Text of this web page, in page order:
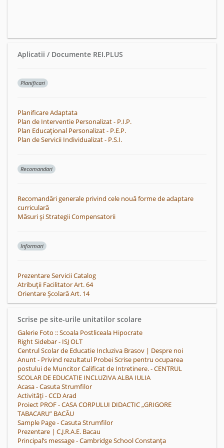
Aplicatii / Documente REI.PLUS
Planificari
Planificare Adaptata
Plan de Interventie Personalizat - P.I.P.
Plan Educațional Personalizat - P.E.P.
Plan de Servicii Individualizat - P.S.I.
Recomandari
Recomandări generale privind cele nouă forme de adaptare
curriculară
Măsuri și Strategii Compensatorii
Informari
Prezentare Servicii Catalog
Atribuții Facilitator Art. 64
Orientare Școlară Art. 14
Scrise pe site-urile unitatilor scolare
Galerie Foto :: Scoala Postliceala Hipocrate
Right Sidebar - ISJ OLT
Centrul Scolar de Educatie Incluziva Brasov | Despre noi
Anunt - Privind rezultatul Probei Scrise pentru ocuparea
postului de Muncitor Calificat de Intretinere. - CENTRUL
SCOLAR DE EDUCATIE INCLUZIVA ALBA IULIA
Acasa - Casuta Strumfilor
Activități - CCD Arad
Proiect PROF - CASA CORPULUI DIDACTIC „GRIGORE
TABACARU” BACĂU
Sample Page - Casuta Strumfilor
Prezentare | C.J.R.A.E. Bacau
Principal’s message - Cambridge School Constanța